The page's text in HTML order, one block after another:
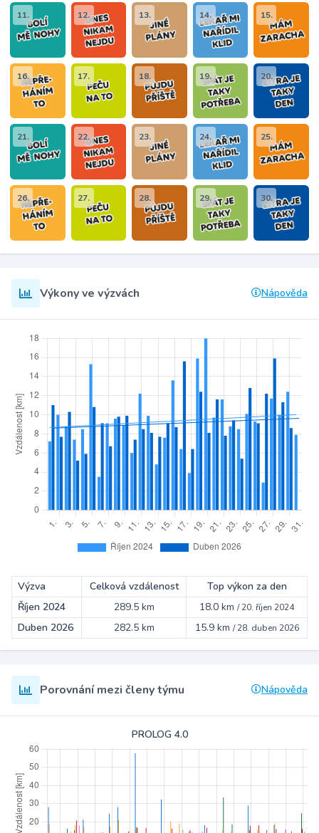
11. 12. 13. 14. 15.
16. 17. 18. 19. 20.
21. 22. 23. 24. 25.
26. 27. 28. 29. 30.
Výkony ve výzvách Nápověda
Výzva Celková vzdálenost
Top výkon za den
Říjen 2024
289.5 km 18.0 km /20. říjen 2024
Duben 2026 282.5 km 15.9 km /28. duben 2026
Porovnání mezi členy týmu Nápověda
PROLOG 4.0